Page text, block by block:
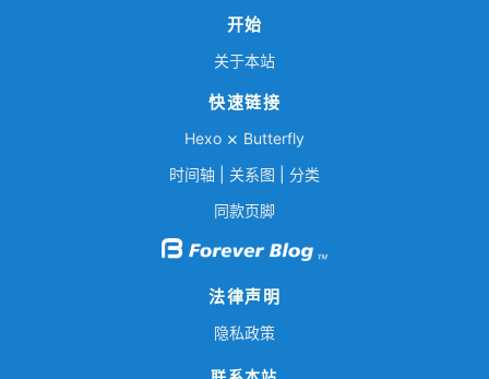
开始
关于本站
快速链接
Hexo ⨯ Butterfly
时间轴
关系图
分类
同款页脚
法律声明
隐私政策